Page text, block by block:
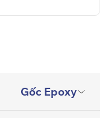
Gốc Epoxy